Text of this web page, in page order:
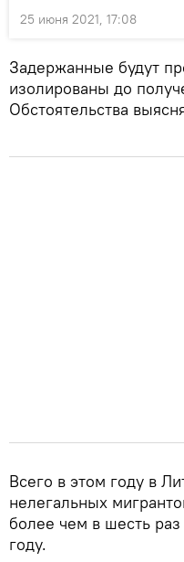
25 июня 2021, 17:08
Задержанные будут
изолированы до
Обстоятельства
Всего в этом году в
нелегальных
более чем в шесть
году.